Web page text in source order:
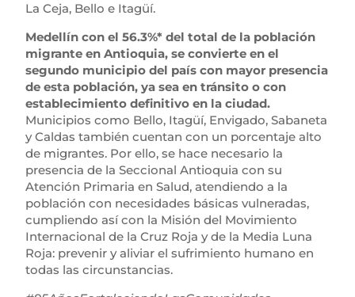
La Ceja, Bello e Itagüí.
Medellín con el 56.3%* del total de la población
migrante en Antioquia, se convierte en el
segundo municipio del país con mayor presencia
de esta población, ya sea en tránsito o con
establecimiento definitivo en la ciudad.
Municipios como Bello, Itagüí, Envigado, Sabaneta
y Caldas también cuentan con un porcentaje alto
de migrantes. Por ello, se hace necesario la
presencia de la Seccional Antioquia con su
Atención Primaria en Salud, atendiendo a la
población con necesidades básicas vulneradas,
cumpliendo así con la Misión del Movimiento
Internacional de la Cruz Roja y de la Media Luna
Roja: prevenir y aliviar el sufrimiento humano en
todas las circunstancias.